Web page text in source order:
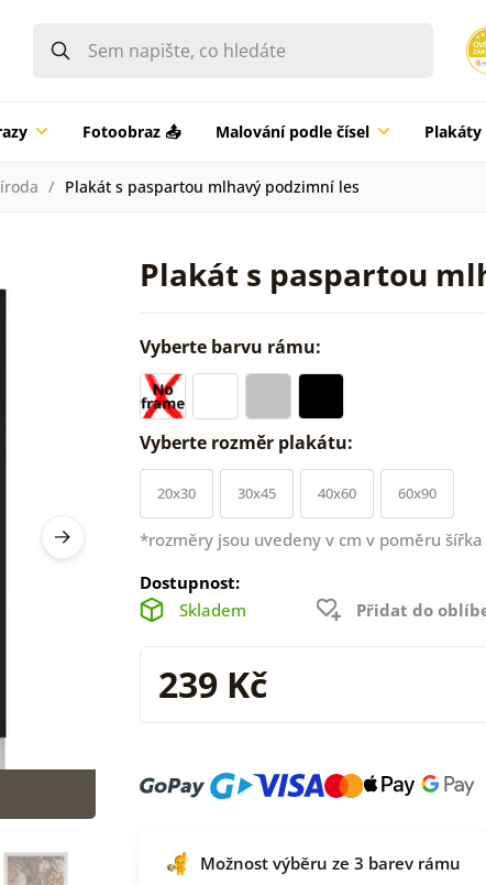
Fotoobraz 📤 Malování podle čísel Plakáty
Plakát s paspartou mlhavý podzimní les
Plakát s paspartou
Vyberte barvu rámu:
Vyberte rozměr plakátu:
20x30 30x45 40x60 60x90
*rozměry jsou uvedeny v cm v poměru šířka
Dostupnost:
Skladem
Přidat do
239 Kč
Možnost výběru ze 3 barev rámu